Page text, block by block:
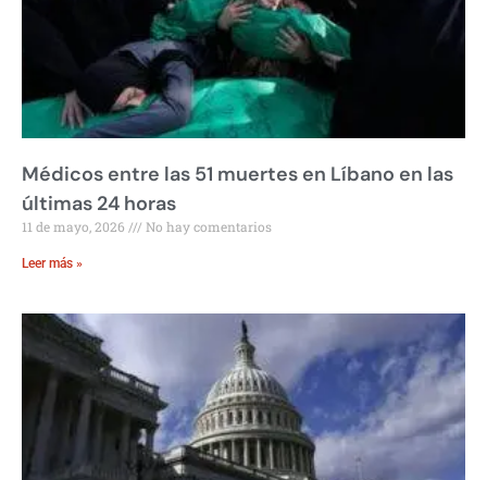
Médicos entre las 51 muertes en Líbano en las
últimas 24 horas
11 de mayo, 2026 No hay comentarios
Leer más »